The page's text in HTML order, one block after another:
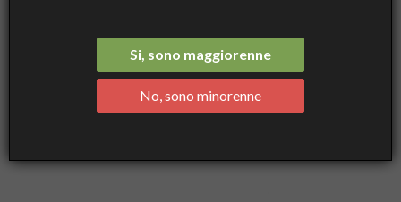
Si, sono maggiorenne
No, sono minorenne